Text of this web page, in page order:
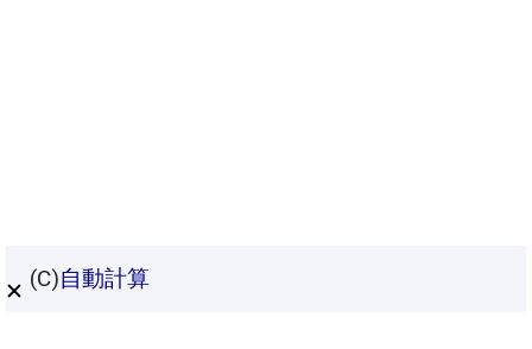
(C)自動計算